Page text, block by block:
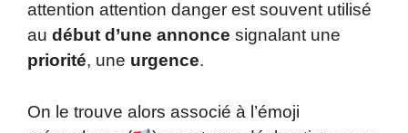
attention attention danger est souvent utilisé
au début d’une annonce signalant une
priorité, une urgence.
On le trouve alors associé à l’émoji